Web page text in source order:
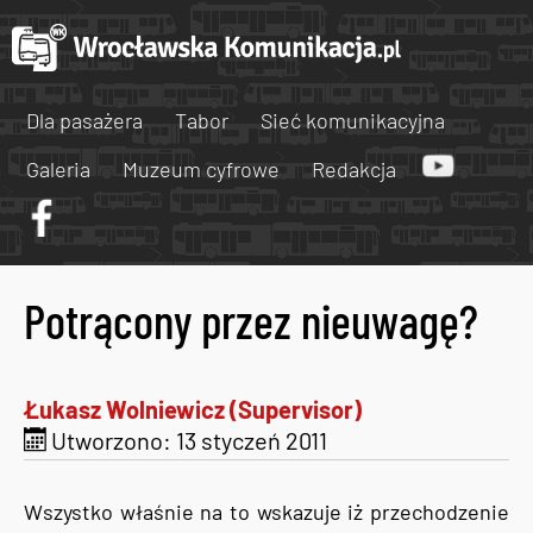
Dla pasażera Tabor
Sieć komunikacyjna
Galeria
Muzeum cyfrowe Redakcja
Potrącony przez nieuwagę?
Łukasz Wolniewicz (Supervisor)
Utworzono: 13 styczeń 2011
Wszystko właśnie na to wskazuje iż przechodzenie